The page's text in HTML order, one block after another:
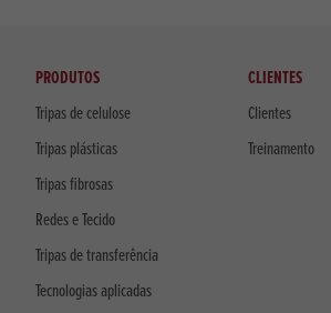
PRODUTOS
Tripas de celulose
Tripas plásticas
Tripas fibrosas
Redes e Tecido
Tripas de transferência
Tecnologias aplicadas
CLIENTES
Clientes
Treinamento